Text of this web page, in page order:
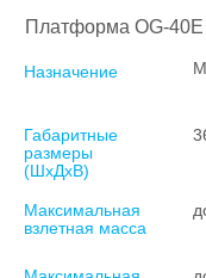
Назначение
Платформа OG-40Е
Габаритные
размеры
(ШxДxВ)
Максимальная
взлетная масса